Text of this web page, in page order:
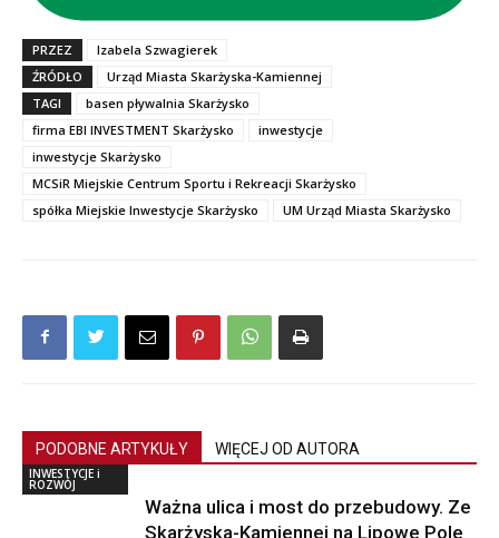
PRZEZ
Izabela Szwagierek
ŹRÓDŁO
Urząd Miasta Skarżyska-Kamiennej
TAGI
basen pływalnia Skarżysko
firma EBI INVESTMENT Skarżysko
inwestycje
inwestycje Skarżysko
MCSiR Miejskie Centrum Sportu i Rekreacji Skarżysko
spółka Miejskie Inwestycje Skarżysko
UM Urząd Miasta Skarżysko
PODOBNE ARTYKUŁY WIĘCEJ OD AUTORA
INWESTYCJE i
ROZWÓJ
Ważna ulica i most do przebudowy. Ze
Skarżyska-Kamiennej na Lipowe Pole